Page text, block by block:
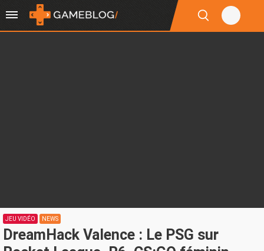
JEU VIDÉO NEWS
DreamHack Valence : Le PSG sur